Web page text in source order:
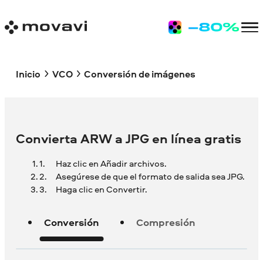
Inicio VCO Conversión de imágenes
Convierta ARW a JPG en línea gratis
Haz clic en Añadir archivos.
Asegúrese de que el formato de salida sea JPG.
Haga clic en Convertir.
Conversión Compresión